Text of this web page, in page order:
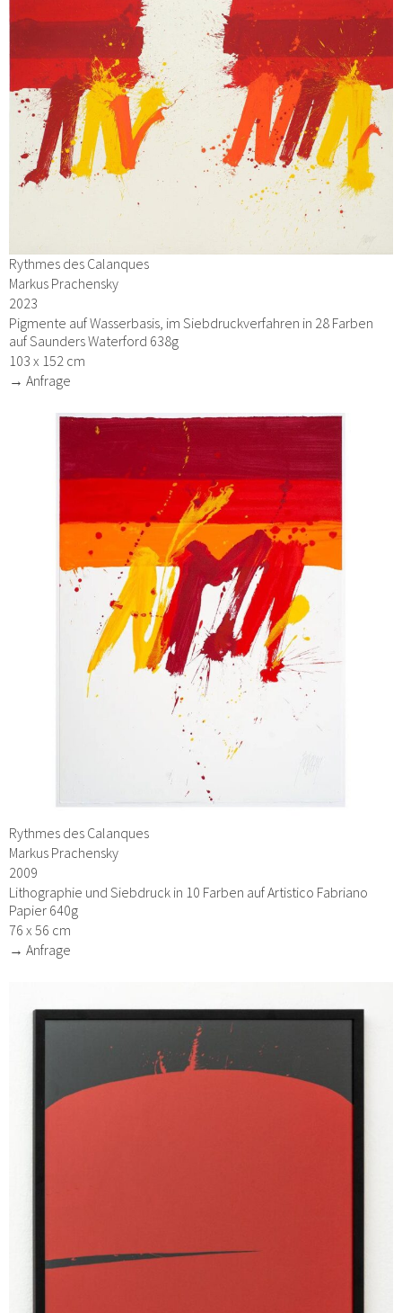
Rythmes des Calanques
Markus Prachensky
2023
Pigmente auf Wasserbasis, im Siebdruckverfahren in 28 Farben
auf Saunders Waterford 638g
103 x 152 cm
→ Anfrage
Rythmes des Calanques
Markus Prachensky
2009
Lithographie und Siebdruck in 10 Farben auf Artistico Fabriano
Papier 640g
76 x 56 cm
→ Anfrage